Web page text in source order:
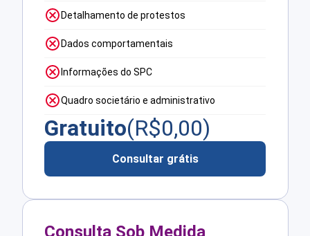
Detalhamento de protestos
Dados comportamentais
Informações do SPC
Quadro societário e administrativo
Gratuito(R$0,00)
Consultar grátis
Consulta Sob Medida